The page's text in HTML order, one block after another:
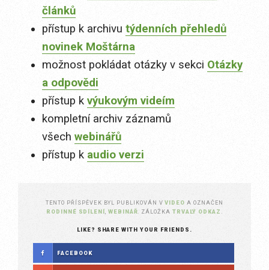
článků
přístup k archivu týdenních přehledů
novinek Moštárna
možnost pokládat otázky v sekci Otázky
a odpovědi
přístup k výukovým videím
kompletní archiv záznamů
všech webinářů
přístup k audio verzi
TENTO PŘÍSPĚVEK BYL PUBLIKOVÁN VVIDEO A OZNAČEN
RODINNÉ SDÍLENÍ WEBINÁŘ . ZÁLOŽKA TRVALÝ ODKAZ
LIKE? SHARE WITH YOUR FRIENDS.
FACEBOOK